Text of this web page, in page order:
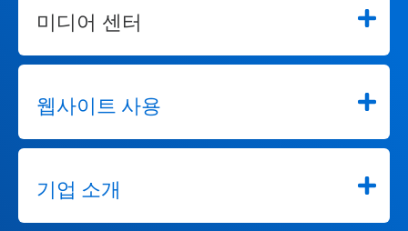
미디어 센터
웹사이트 사용
기업 소개